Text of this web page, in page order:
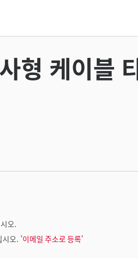
형 케이블
오.
시오. '이메일 주소로 등록'